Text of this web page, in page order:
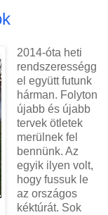
2014-óta heti
rendszerességg
el együtt futunk
hárman. Folyton
újabb és újabb
tervek ötletek
merülnek fel
bennünk. Az
egyik ilyen volt,
hogy fussuk le
az országos
kéktúrát. Sok